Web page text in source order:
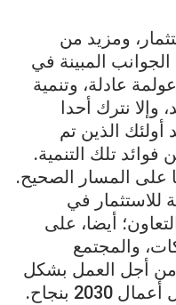
ومزيد من
المبينة في
عادلة، وتنمية
نترك أحدا
الذين تم
فوائد تلك التنمية.
على المسار الصحيح.
للاستثمار في
أيضا، على
والمجتمع
من أجل العمل بشكل
بنجاح.